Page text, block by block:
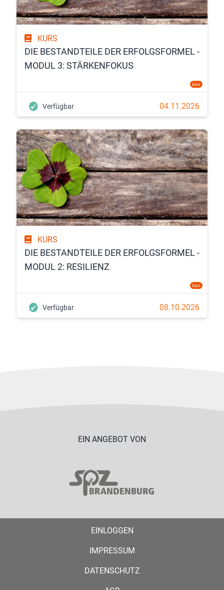
KURS
DIE BESTANDTEILE DER ERFOLGSFORMEL -
MODUL 3: STÄRKENFOKUS
Kurs
Verfügbar 04.11.2026
KURS
DIE BESTANDTEILE DER ERFOLGSFORMEL -
MODUL 2: RESILIENZ
Kurs
Verfügbar 08.10.2026
EIN ANGEBOT VON
EINLOGGEN
IMPRESSUM
DATENSCHUTZ